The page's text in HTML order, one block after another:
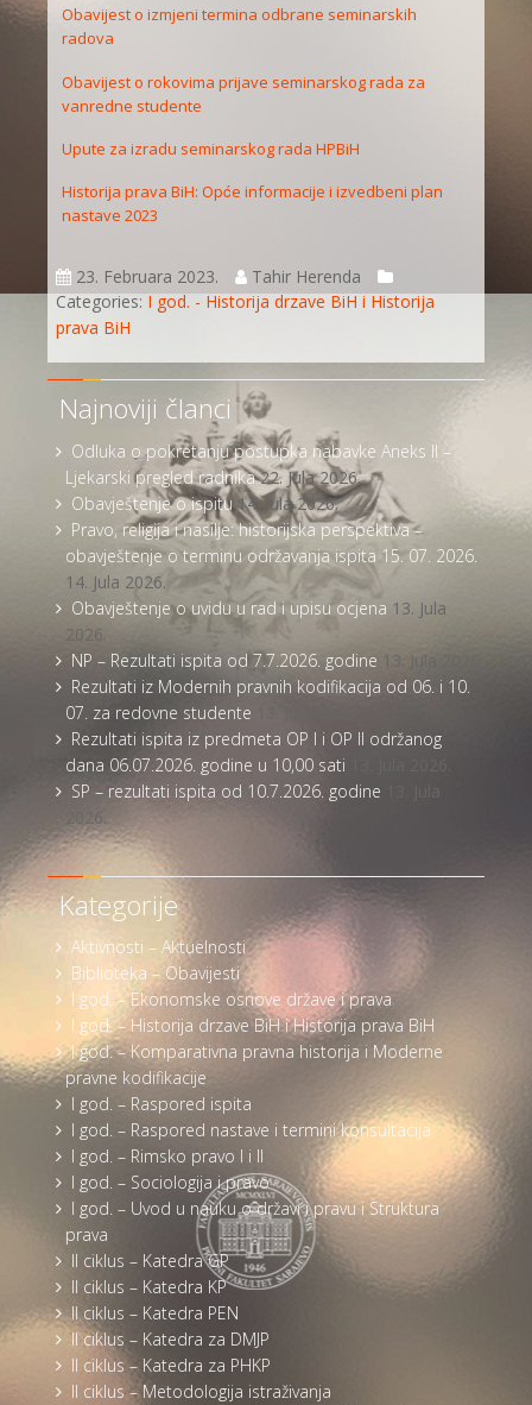
Obavijest o izmjeni termina odbrane seminarskih
radova
Obavijest o rokovima prijave seminarskog rada za
vanredne studente
Upute za izradu seminarskog rada HPBiH
Historija prava BiH: Opće informacije i izvedbeni plan
nastave 2023
23. Februara 2023.
Tahir Herenda
Categories: I god. - Historija drzave BiH i Historija
prava BiH
Najnoviji članci
Odluka o pokretanju postupka nabavke Aneks II –
Ljekarski pregled radnika 22. Jula 2026.
Obavještenje o ispitu 14. Jula 2026.
Pravo, religija i nasilje: historijska perspektiva –
obavještenje o terminu održavanja ispita 15. 07. 2026.
14. Jula 2026.
Obavještenje o uvidu u rad i upisu ocjena 13. Jula
2026.
NP – Rezultati ispita od 7.7.2026. godine 13. Jula 2026.
Rezultati iz Modernih pravnih kodifikacija od 06. i 10.
07. za redovne studente
Rezultati ispita iz predmeta OP I i OP II održanog
dana 06.07.2026. godine u 10,00 sati
SP – rezultati ispita od 10.7.2026. godine
2026.
Kategorije
Aktivnosti – Aktuelnosti
Biblioteka – Obavijesti
I god. – Ekonomske osnove države i prava
I god. – Historija drzave BiH i Historija prava BiH
I god. – Komparativna pravna historija i Moderne
pravne kodifikacije
I god. – Raspored ispita
I god. – Raspored nastave i termini konsultacija
I god. – Rimsko pravo I i II
I god. – Sociologija i pravo
I god. – Uvod u nauku o državi i pravu i Struktura
prava
II ciklus – Katedra GP
II ciklus – Katedra KP
II ciklus – Katedra PEN
II ciklus – Katedra za DMJP
II ciklus – Katedra za PHKP
II ciklus – Metodologija istraživanja